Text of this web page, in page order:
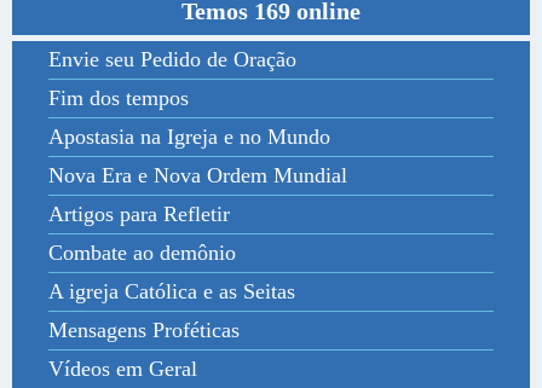
Temos 169 online
Envie seu Pedido de Oração
Fim dos tempos
Apostasia na Igreja e no Mundo
Nova Era e Nova Ordem Mundial
Artigos para Refletir
Combate ao demônio
A igreja Católica e as Seitas
Mensagens Proféticas
Vídeos em Geral